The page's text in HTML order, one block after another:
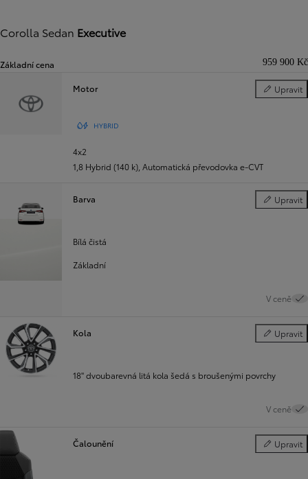
Corolla Sedan Executive
Základní cena 959 900 Kč
Motor Upravit
Motor
HYBRID
4x2
1,8 Hybrid (140 k), Automatická převodovka e‑CVT
Barva Upravit
Barva
Bílá čistá
Základní
V ceně
Kola Upravit
Kola
18" dvoubarevná litá kola šedá s broušenými povrchy
V ceně
Čalounění Upravit
Čalounění